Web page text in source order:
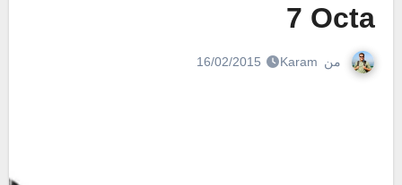
7 Octa
من Karam
16/02/2015